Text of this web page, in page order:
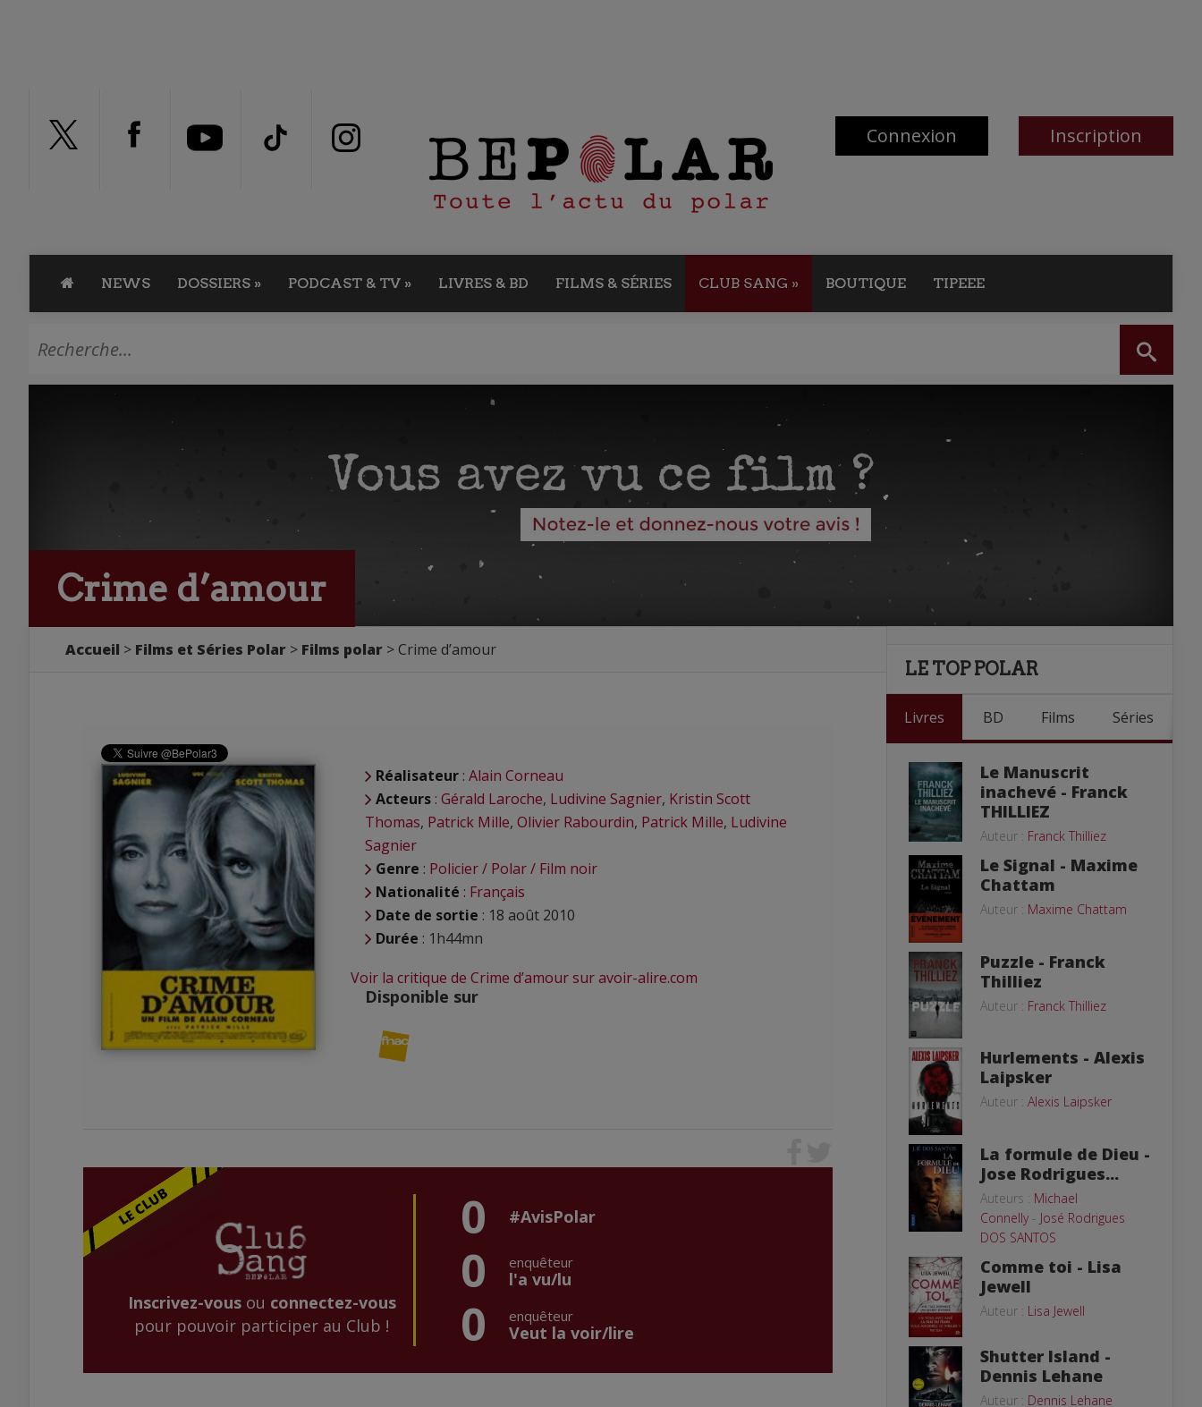
Connexion Inscription
NEWS DOSSIERS » PODCAST & TV » LIVRES & BD FILMS & SÉRIES CLUB SANG » BOUTIQUE TIPEEE
Crime d’amour
Accueil Films et Séries Polar Films polar Crime d’amour
Réalisateur : Alain Corneau
Acteurs : Gérald Laroche, Ludivine Sagnier, Kristin Scott
Thomas, Patrick Mille, Olivier Rabourdin, Patrick Mille, Ludivine
Sagnier
Genre : Policier / Polar / Film noir
Nationalité : Français
Date de sortie : 18 août 2010
Durée : 1h44mn
Voir la critique de Crime d’amour sur avoir-alire.com
Disponible sur
Inscrivez-vousou connectez-vous
pour pouvoir participer au Club !
0 #AvisPolar
0 enquêteur
l'a vu/lu
0 enquêteur
Veut la voir/lire
LE TOP POLAR
Livres BD Films Séries
Le Manuscrit
inachevé - Franck
THILLIEZ
Auteur : Franck Thilliez
Le Signal - Maxime
Chattam
Auteur : Maxime Chattam
Puzzle - Franck
Thilliez
Auteur : Franck Thilliez
Hurlements - Alexis
Laipsker
Auteur : Alexis Laipsker
La formule de Dieu -
Jose Rodrigues...
Auteurs : Michael
Connelly- José Rodrigues
DOS SANTOS
Comme toi - Lisa
Jewell
Auteur : Lisa Jewell
Shutter Island -
Dennis Lehane
Auteur : Dennis Lehane